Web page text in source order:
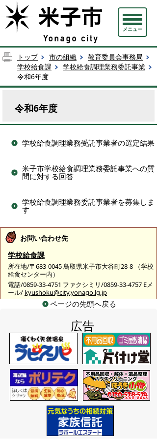
メニュー
トップ 市の組織
教育委員会事務局
学校給食課
学校給食調理業務委託事業
令和6年度
令和6年度
学校給食調理業務受託事業者の選定結果
米子市学校給食調理業務委託事業への質
問に対する回答
学校給食調理業務委託事業者を募集しま
す
お問い合わせ先
学校給食課
所在地/〒683-0045 鳥取県米子市大谷町28-8 （学校
給食センター内）
電話/0859-33-4751 ファクシミリ/0859-33-4757 Eメ
ール/ kyushoku@city.yonago.lg.jp
ページの先頭へ戻る
広告